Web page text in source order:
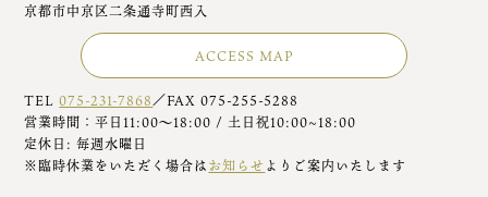
京都市中京区二条通寺町西入
ACCESS MAP
TEL075-231-7868／FAX 075-255-5288
営業時間：平日11:00～18:00 / 土日祝10:00~18:00
定休日: 毎週水曜日
※臨時休業をいただく場合はお知らせ よりご案内いたします